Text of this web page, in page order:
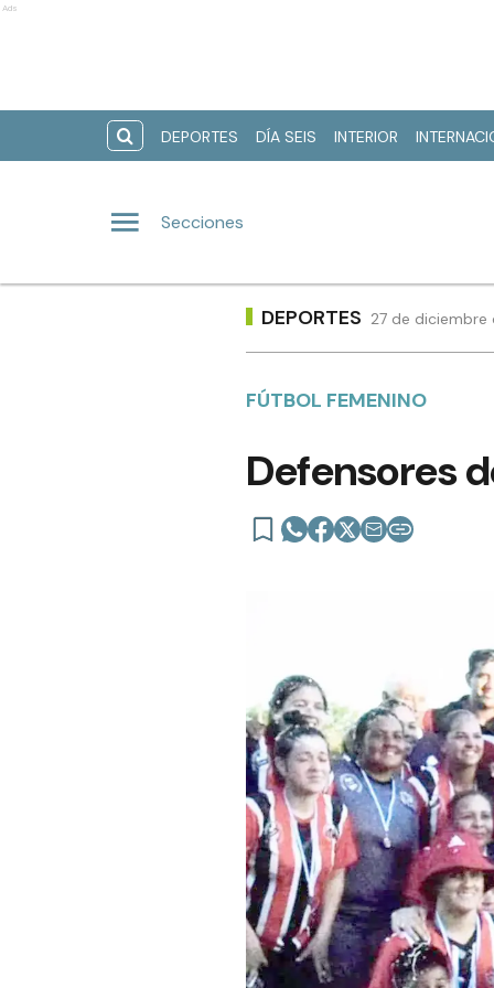
Ads
DEPORTES DÍA SEIS INTERIOR
Secciones
DEPORTES 27 de
FÚTBOL FEMENINO
Defensores